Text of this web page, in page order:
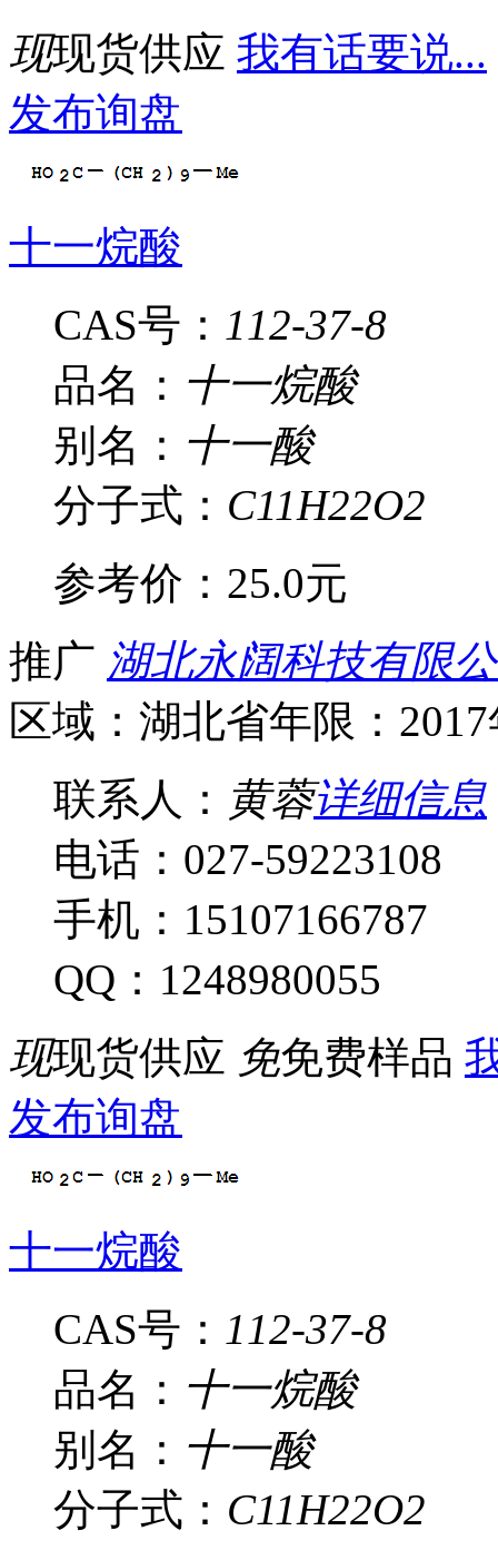
现现货供应 我有话要说...
发布询盘
十一烷酸
CAS号： 112-37-8
品名： 十一烷酸
别名： 十一酸
分子式： C11H22O2
参考价： 25.0元
推广 湖北永阔科技有限
区域：湖北省年限：
联系人： 黄蓉详细信息
电话：027-59223108
手机：15107166787
QQ：1248980055
现现货供应 免免费样品
发布询盘
十一烷酸
CAS号： 112-37-8
品名： 十一烷酸
别名： 十一酸
分子式： C11H22O2